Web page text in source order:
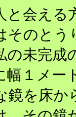
会える
そのとう
未完成
幅１メー
鏡を床か